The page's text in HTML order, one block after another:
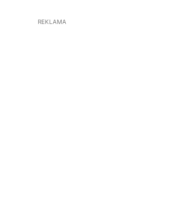
REKLAMA